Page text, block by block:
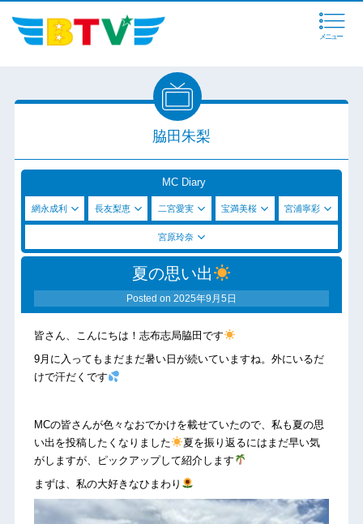
メニュー
脇田朱梨
MC Diary
網永成利 長友梨恵 二宮愛実 宝満美桜 宮浦寧彩
宮原玲奈
夏の思い出
Posted on 2025年9月5日
皆さん、こんにちは！志布志局脇田です
9月に入ってもまだまだ暑い日が続いていますね。外にいるだ
けで汗だくです
MCの皆さんが色々なおでかけを載せていたので、私も夏の思
い出を投稿したくなりました
夏を振り返るにはまだ早い気
がしますが、ピックアップして紹介します
まずは、私の大好きなひまわり